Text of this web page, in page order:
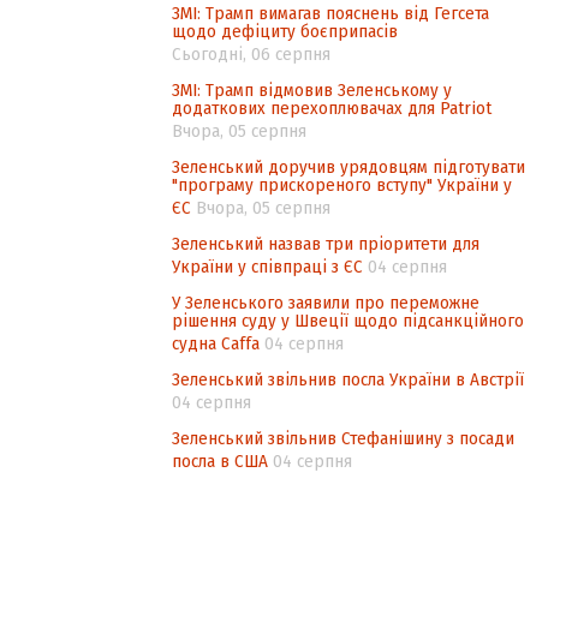
ЗМІ: Трамп вимагав пояснень від Гегсета
щодо дефіциту боєприпасів
Сьогодні, 06 серпня
ЗМІ: Трамп відмовив Зеленському у
додаткових перехоплювачах для Patriot
Вчора, 05 серпня
Зеленський доручив урядовцям підготувати
"програму прискореного вступу" України у
ЄС Вчора, 05 серпня
Зеленський назвав три пріоритети для
України у співпраці з ЄС 04 серпня
У Зеленського заявили про переможне
рішення суду у Швеції щодо підсанкційного
судна Caffa 04 серпня
Зеленський звільнив посла України в Австрії
04 серпня
Зеленський звільнив Стефанішину з посади
посла в США 04 серпня